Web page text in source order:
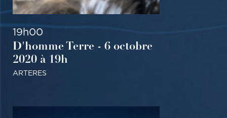
19h00
D'homme Terre - 6 octobre
2020 à 19h
ARTERES